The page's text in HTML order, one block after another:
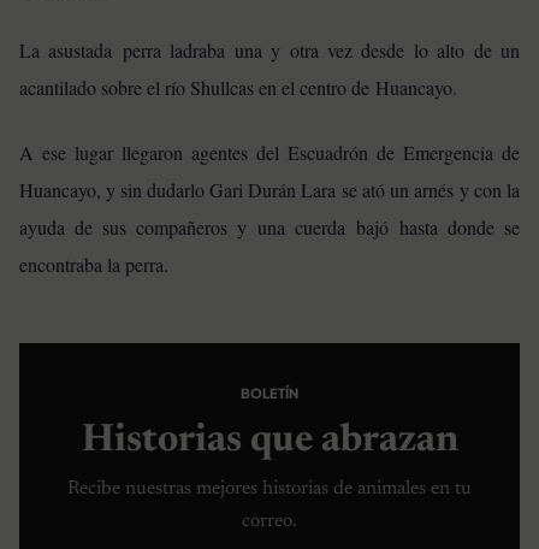
La asustada perra ladraba una y otra vez desde lo alto de un
acantilado sobre el río Shullcas en el centro de Huancayo.
A ese lugar llegaron agentes del Escuadrón de Emergencia de
Huancayo, y sin dudarlo Gari Durán Lara se ató un arnés y con la
ayuda de sus compañeros y una cuerda bajó hasta donde se
encontraba la perra.
BOLETÍN
Historias que abrazan
Recibe nuestras mejores historias de animales en tu
correo.